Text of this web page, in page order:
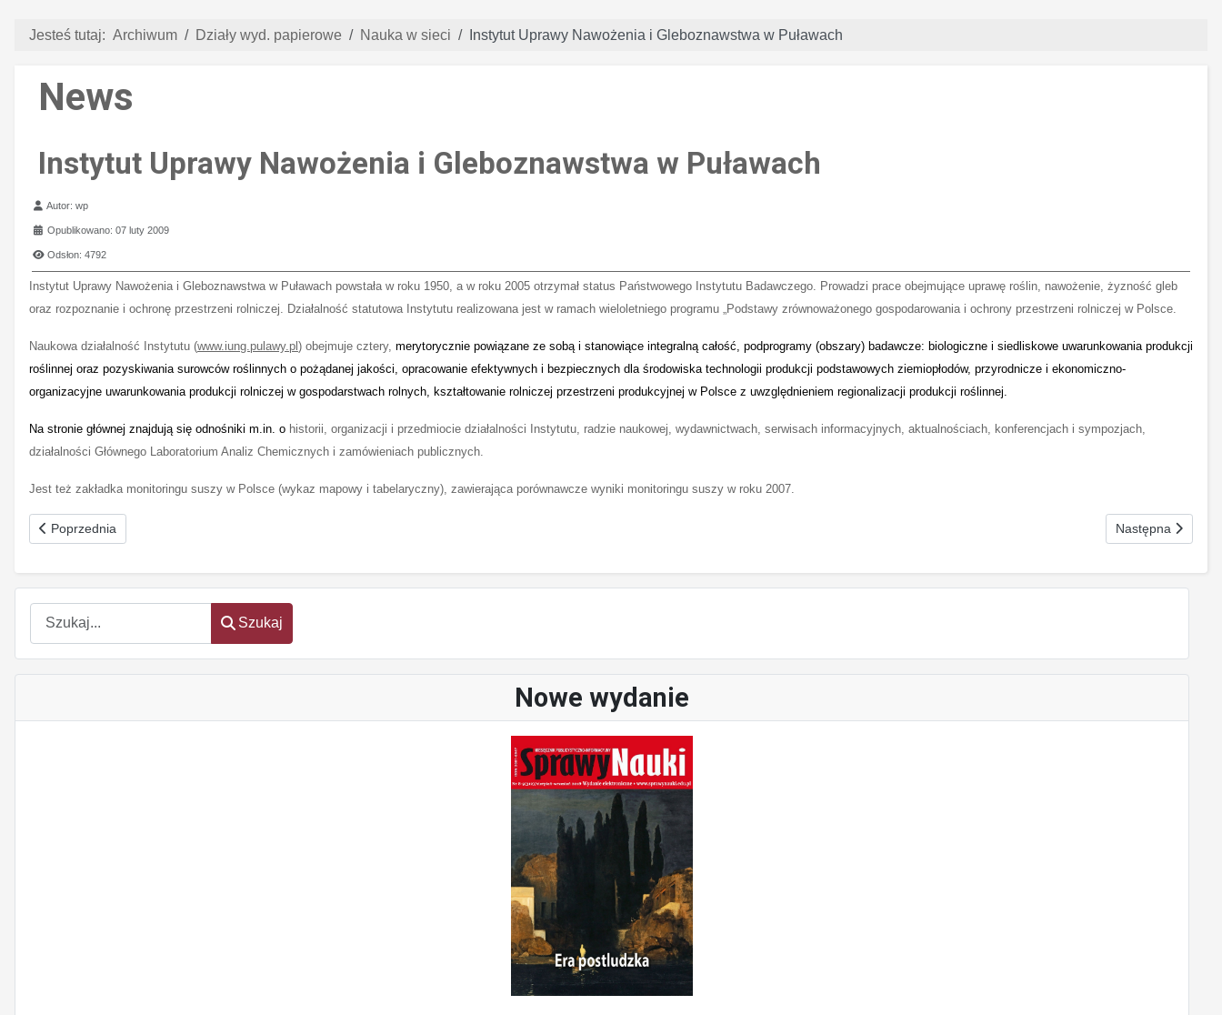
Szukaj
Szukaj
Nowe wydanie
Jesteś tutaj: Archiwum Działy wyd. papierowe Nauka w sieci Instytut Uprawy Nawożenia i Gleboznawstwa w Puławach
News
Instytut Uprawy Nawożenia i Gleboznawstwa w Puławach
Szczegóły
Autor:wp
Opublikowano: 07 luty 2009
Odsłon: 4792
Instytut Uprawy Nawożenia i Gleboznawstwa w Puławach powstała w roku 1950, a w roku 2005 otrzymał status Państwowego Instytutu Badawczego. Prowadzi prace obejmujące uprawę roślin, nawożenie, żyzność gleb
oraz rozpoznanie i ochronę przestrzeni rolniczej. Działalność statutowa Instytutu realizowana jest w ramach wieloletniego programu „Podstawy zrównoważonego gospodarowania i ochrony przestrzeni rolniczej w Polsce.
Naukowa działalność Instytutu (www.iung.pulawy.pl ) obejmuje cztery, merytorycznie powiązane ze sobą i stanowiące integralną całość, podprogramy (obszary) badawcze: biologiczne i siedliskowe uwarunkowania produkcji
roślinnej oraz pozyskiwania surowców roślinnych o pożądanej jakości, opracowanie efektywnych i bezpiecznych dla środowiska technologii produkcji podstawowych ziemiopłodów, przyrodnicze i ekonomiczno-
organizacyjne uwarunkowania produkcji rolniczej w gospodarstwach rolnych, kształtowanie rolniczej przestrzeni produkcyjnej w Polsce z uwzględnieniem regionalizacji produkcji roślinnej.
Na stronie głównej znajdują się odnośniki m.in. o historii, organizacji i przedmiocie działalności Instytutu, radzie naukowej, wydawnictwach, serwisach informacyjnych, aktualnościach, konferencjach i sympozjach,
działalności Głównego Laboratorium Analiz Chemicznych i zamówieniach publicznych.
Jest też zakładka monitoringu suszy w Polsce (wykaz mapowy i tabelaryczny), zawierająca porównawcze wyniki monitoringu suszy w roku 2007.
oem
software
Poprzednia strona: Instytut Genetyki i Hodowli Zwierząt PAN
Poprzednia Następna strona:
Następna